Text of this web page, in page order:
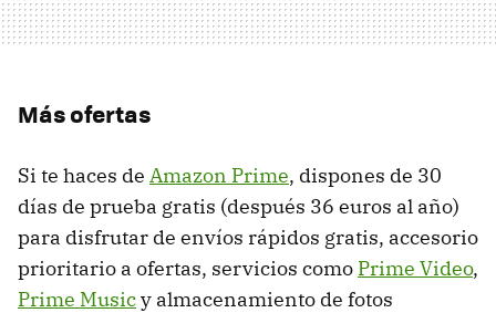
Más ofertas
Si te haces de Amazon Prime, dispones de 30
días de prueba gratis (después 36 euros al año)
para disfrutar de envíos rápidos gratis, accesorio
prioritario a ofertas, servicios como Prime Video,
Prime Musicy almacenamiento de fotos